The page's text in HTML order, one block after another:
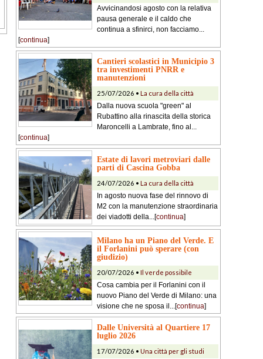
Avvicinandosi agosto con la relativa
pausa generale e il caldo che
continua a sfinirci, non facciamo...
[continua]
Cantieri scolastici in Municipio 3
tra investimenti PNRR e
manutenzioni
25/07/2026 • La cura della città
Dalla nuova scuola "green" al
Rubattino alla rinascita della storica
Maroncelli a Lambrate, fino al...
[continua]
Estate di lavori metroviari dalle
parti di Cascina Gobba
24/07/2026 • La cura della città
In agosto nuova fase del rinnovo di
M2 con la manutenzione straordinaria
dei viadotti della...[continua]
Milano ha un Piano del Verde. E
il Forlanini può sperare (con
giudizio)
20/07/2026 • Il verde possibile
Cosa cambia per il Forlanini con il
nuovo Piano del Verde di Milano: una
visione che ne sposa il...[continua]
Dalle Università al Quartiere 17
luglio 2026
17/07/2026 • Una città per gli studi